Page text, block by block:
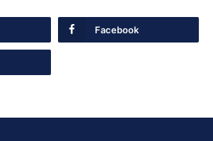
Facebook